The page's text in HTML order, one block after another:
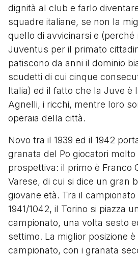
dignità al club e farlo
squadre italiane, se non la
quello di avvicinarsi e (perché
Juventus per il primato
patiscono da anni il dominio
scudetti di cui cinque
Italia) ed il fatto che la Juve è
Agnelli, i ricchi, mentre loro
operaia della città.
Novo tra il 1939 ed il 1942
granata del Po giocatori
prospettiva: il primo è Franco
Varese, di cui si dice un gran
giovane età. Tra il campionato
1941/1042, il Torino si piazza
campionato, una volta sesto
settimo. La miglior posizione è
campionato, con i granata